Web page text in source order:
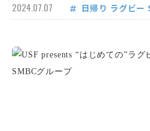
2024.07.07 日帰り ラグビー